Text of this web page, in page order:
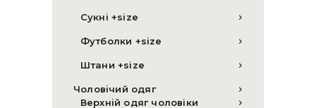
Сукні +size
Футболки +size
Штани +size
Чоловічий одяг
Верхній одяг чоловіки